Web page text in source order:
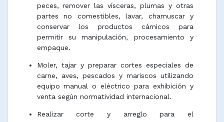
peces, remover las vísceras, plumas y otras
partes no comestibles, lavar, chamuscar y
conservar los productos cárnicos para
permitir su manipulación, procesamiento y
empaque.
Moler, tajar y preparar cortes especiales de
carne, aves, pescados y mariscos utilizando
equipo manual o eléctrico para exhibición y
venta según normatividad internacional.
Realizar corte y arreglo para el